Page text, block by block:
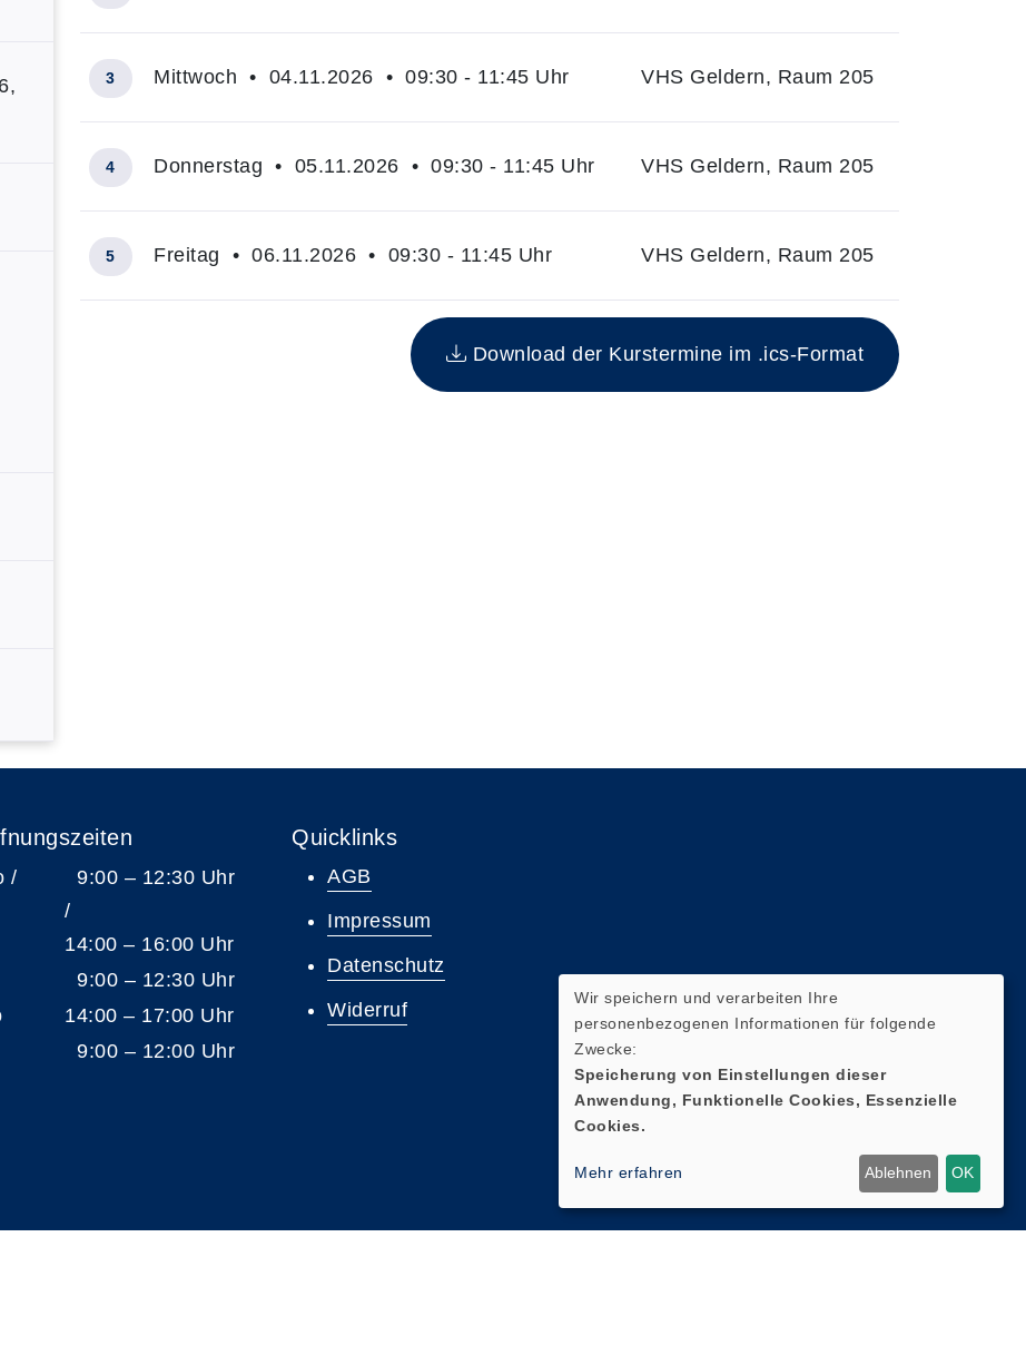
Insgesamt gibt es 5 Termine zum diesen Kurs
3 Mittwoch • 04.11.2026 • 09:30 - 11:45 Uhr VHS Geldern, Raum 205
4 Donnerstag • 05.11.2026 • 09:30 - 11:45 Uhr VHS Geldern, Raum 205
5 Freitag • 06.11.2026 • 09:30 - 11:45 Uhr VHS Geldern, Raum 205
Download der Kurstermine im .ics-Format
/
9:00 – 12:30 Uhr
/
14:00 – 16:00 Uhr
9:00 – 12:30 Uhr
14:00 – 17:00 Uhr
9:00 – 12:00 Uhr
Quicklinks
AGB
Impressum
Datenschutz
Widerruf
Wir speichern und verarbeiten Ihre
personenbezogenen Informationen für folgende
Zwecke:
Speicherung von Einstellungen dieser
Anwendung, Funktionelle Cookies, Essenzielle
Cookies.
Mehr erfahren Ablehnen OK